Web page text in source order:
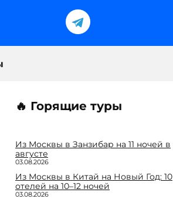
🔥 Горящие туры
Из Москвы в Занзибар на 11 ночей в
августе
03.08.2026
Из Москвы в Китай на Новый Год: 10
отелей на 10–12 ночей
03.08.2026